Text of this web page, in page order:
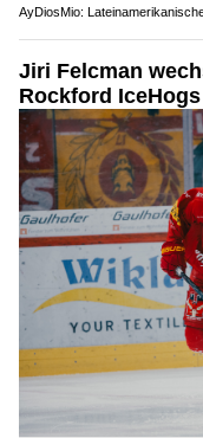
AyDiosMio:
Jiri Felcman
Rockford